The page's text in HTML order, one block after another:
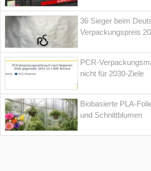
36 Sieger beim
Verpackungspreis
PCR-
nicht für 2030-Ziele
Biobasierte PLA-
und Schnittblumen